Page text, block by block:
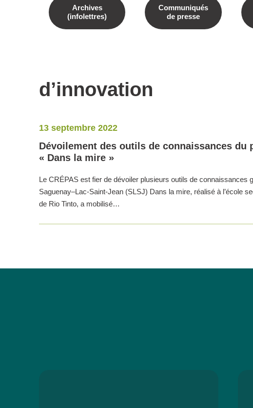
Archives
(infolettres)
Communiqués
de presse
d’innovation
13 septembre 2022
Dévoilement des outils de connaissances du
« Dans la mire »
Le CRÉPAS est fier de dévoiler plusieurs outils de connaissances
Saguenay–Lac-Saint-Jean (SLSJ) Dans la mire, réalisé à l’école
de Rio Tinto, a mobilisé…